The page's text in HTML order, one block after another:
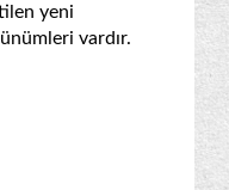
yeni
vardır.